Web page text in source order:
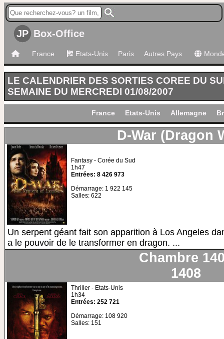
JP Box-Office
France Etats-Unis Paris Autres Pays
LE CALENDRIER DES SORTIES COREE DU
SEMAINE DU MERCREDI 01/08/2007
France Etats-Unis Allemagne
D-War (Dragon
Fantasy - Corée du Sud
1h47
Entrées: 8 426 973
Démarrage: 1 922 145
Salles: 622
Un serpent géant fait son apparition à Los Angeles
a le pouvoir de le transformer en dragon. ...
Chambre
1408
Thriller - Etats-Unis
1h34
Entrées: 252 721
Démarrage: 108 920
Salles: 151